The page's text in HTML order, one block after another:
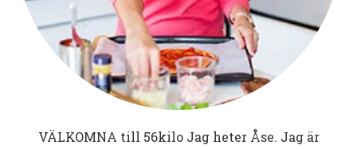
VÄLKOMNA till 56kiloJag heter Åse. Jag är